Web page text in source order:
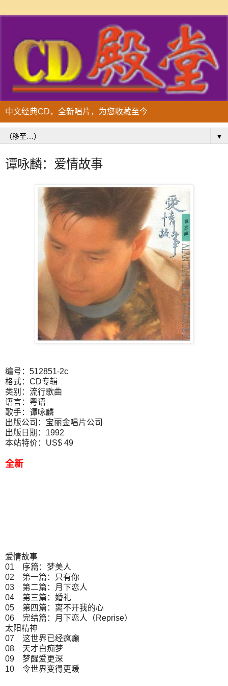
中文经典CD，全新唱片，为您收藏至今
▼
谭咏麟：爱情故事
编号：512851-2c
格式：CD专辑
类别：流行歌曲
语言：粤语
歌手：谭咏麟
出版公司：宝丽金唱片公司
出版日期：1992
本站特价：US$ 49
全新
爱情故事
01 序篇：梦美人
02 第一篇：只有你
03 第二篇：月下恋人
04 第三篇：婚礼
05 第四篇：离不开我的心
06 完结篇：月下恋人（Reprise）
太阳精神
07 这世界已经疯癫
08 天才白痴梦
09 梦醒爱更深
10 令世界变得更暖